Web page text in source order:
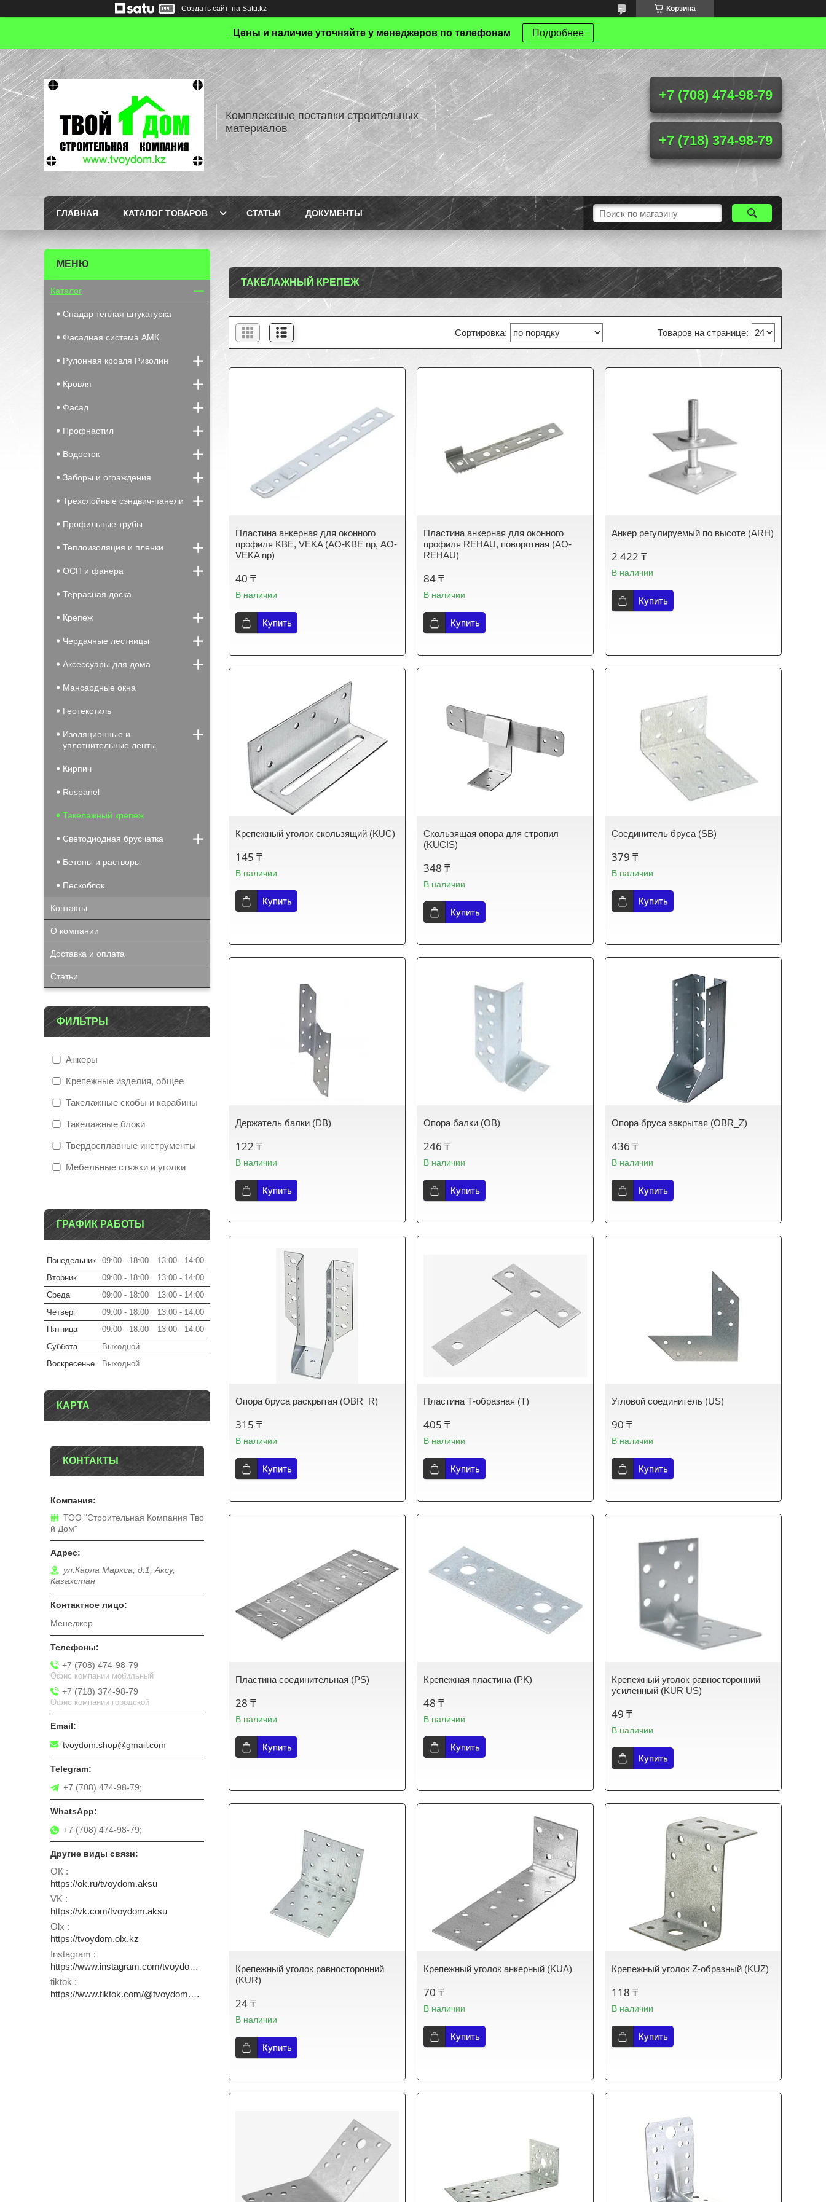
Создать сайт на Satu.kz Корзина
Цены и наличие уточняйте у менеджеров по телефонам Подробнее
Комплексные поставки строительных
материалов
+7 (708) 474-98-79
+7 (718) 374-98-79
ГЛАВНАЯ КАТАЛОГ ТОВАРОВ СТАТЬИ ДОКУМЕНТЫ
ТАКЕЛАЖНЫЙ КРЕПЕЖ
Пластина анкерная для оконного
профиля KBE, VEKA (АО-KBE np, АО-
VEKA np)
40 ₸
В наличии
Купить
Пластина анкерная для оконного
профиля REHAU, поворотная (АО-
REHAU)
84 ₸
В наличии
Купить
Анкер регулируемый по высоте (ARH)
2 422 ₸
В наличии
Купить
Крепежный уголок скользящий (KUC)
145 ₸
В наличии
Купить
Скользящая опора для стропил
(KUCIS)
348 ₸
В наличии
Купить
Соединитель бруса (SB)
379 ₸
В наличии
Купить
Держатель балки (DB)
122 ₸
В наличии
Купить
Опора балки (OB)
246 ₸
В наличии
Купить
Опора бруса закрытая (OBR_Z)
436 ₸
В наличии
Купить
Опора бруса раскрытая (OBR_R)
315 ₸
В наличии
Купить
Пластина Т-образная (T)
405 ₸
В наличии
Купить
Угловой соединитель (US)
90 ₸
В наличии
Купить
Пластина соединительная (PS)
28 ₸
В наличии
Купить
Крепежная пластина (PK)
48 ₸
В наличии
Купить
Крепежный уголок равносторонний
усиленный (KUR US)
49 ₸
В наличии
Купить
Крепежный уголок равносторонний
(KUR)
24 ₸
В наличии
Купить
Крепежный уголок анкерный (KUA)
70 ₸
В наличии
Купить
Крепежный уголок Z-образный (KUZ)
118 ₸
В наличии
Купить
Каталог
Спадар теплая штукатурка
Фасадная система АМК
Рулонная кровля Ризолин
Кровля
Фасад
Профнастил
Водосток
Заборы и ограждения
Трехслойные сэндвич-панели
Профильные трубы
Теплоизоляция и пленки
ОСП и фанера
Террасная доска
Крепеж
Чердачные лестницы
Аксессуары для дома
Мансардные окна
Геотекстиль
Изоляционные и
уплотнительные ленты
Кирпич
Ruspanel
Такелажный крепеж
Светодиодная брусчатка
Бетоны и растворы
Пескоблок
Контакты
О компании
Доставка и оплата
Статьи
ФИЛЬТРЫ
Анкеры
Крепежные изделия, общее
Такелажные скобы и карабины
Такелажные блоки
Твердосплавные инструменты
Мебельные стяжки и уголки
ГРАФИК РАБОТЫ
Понедельник 09:00 18:00 13:00
14:00
Вторник
09:00 18:00 13:00
14:00
Среда
09:00 18:00 13:00
14:00
Четверг
09:00 18:00 13:00
14:00
Пятница
09:00 18:00 13:00
14:00
Суббота
Выходной
Воскресенье
Выходной
КАРТА
КОНТАКТЫ
ТОО "Строительная Компания Тво
й Дом"
ул.Карла Маркса, д.1, Аксу,
Казахстан
Менеджер
+7 (708) 474-98-79
Офис компании мобильный
+7 (718) 374-98-79
Офис компании городской
tvoydom.shop@gmail.com
+7 (708) 474-98-79;
+7 (708) 474-98-79;
ОК
https://ok.ru/tvoydom.aksu
VK
https://vk.com/tvoydom.aksu
Olx
https://tvoydom.olx.kz
Instagram
https://www.instagram.com/tvoydom.aksu
tiktok
https://www.tiktok.com/@tvoydom.aksu